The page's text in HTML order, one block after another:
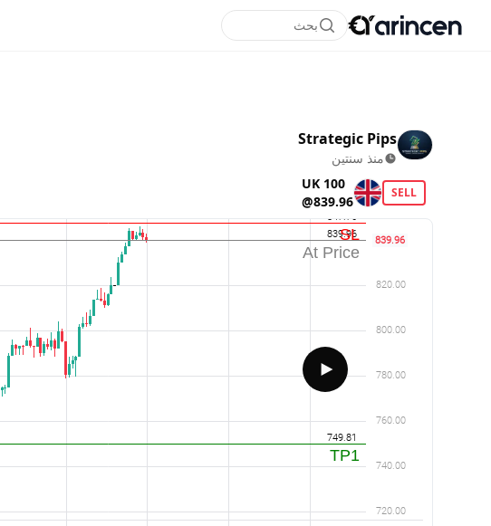
بحث
Strategic Pips
منذ سنتين
SELL
UK 100
@839.96